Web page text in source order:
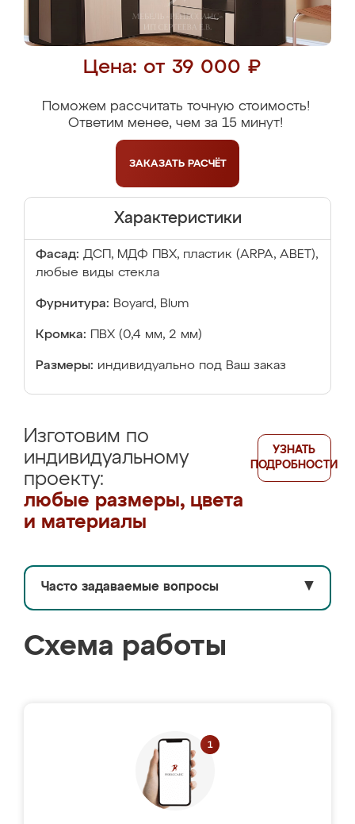
Цена: от 39 000 ₽
Поможем рассчитать точную стоимость!
Ответим менее, чем за 15 минут!
ЗАКАЗАТЬ РАСЧЁТ
Характеристики
Фасад: ДСП, МДФ ПВХ, пластик (ARPA, ABET),
любые виды стекла
Фурнитура: Boyard, Blum
Кромка: ПВХ (0,4 мм, 2 мм)
Размеры: индивидуально под Ваш заказ
Изготовим по
индивидуальному
проекту:
любые размеры, цвета
и материалы
УЗНАТЬ
ПОДРОБНОСТИ
Часто задаваемые вопросы ▼
Схема работы